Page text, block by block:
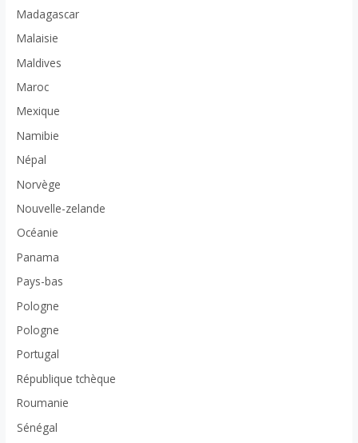
Madagascar
Malaisie
Maldives
Maroc
Mexique
Namibie
Népal
Norvège
Nouvelle-zelande
Océanie
Panama
Pays-bas
Pologne
Pologne
Portugal
République tchèque
Roumanie
Sénégal